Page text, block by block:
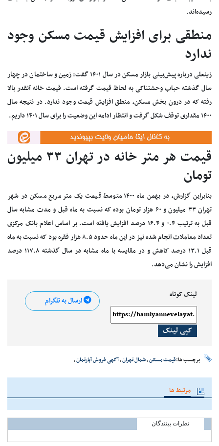
رسیده‌اند.
منطقی برای افزایش قیمت مسکن وجود
ندارد
زینعلی درباره پیش‌بینی بازار مسکن در سال ۱۴۰۱ گفت: زمین و ساختمان در چهار
سال گذشته حباب وحشتناکی به لحاظ قیمت گرفته است. قیمت خانه آنقدر بالا
رفته که در درون بخش مسکن، منطق افزایش قیمت وجود ندارد. در نتیجه سال
۱۴۰۰ مقداری توقف شکل گرفت و انتظار ادامه این وضعیت را برای سال ۱۴۰۱ داریم.
قیمت هر متر خانه در تهران ۳۳ میلیون
تومان
بنابراین گزارش، در بهمن ماه ۱۴۰۰ متوسط قیمت یک متر مربع مسکن در شهر
تهران ۳۳ میلیون و ۶۰ هزار تومان بوده که نسبت به ماه قبل و مدت مشابه سال
قبل به ترتیب ۰.۴ و ۱۶.۴ درصد افزایش یافته است. بر اساس اعلام بانک مرکزی
تعداد معاملات انجام شده نیز در این ماه حدود ۸.۵ هزار فقره بود که نسبت به ماه
قبل ۱۳.۱ درصد کاهش و در مقایسه با ماه مشابه در سال گذشته ۱۱۷.۸ درصد
افزایش را نشان می‌دهد.
لینک کوتاه
کپی لینک
ارسال به تلگرام
برچسب ها:قیمت مسکن،شمال تهران،آگهی فروش آپارتمان،
مرتبط ها
نظرات بینندگان